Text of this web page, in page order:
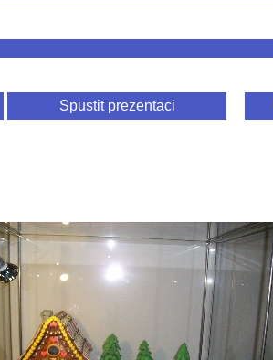
Spustit prezentaci